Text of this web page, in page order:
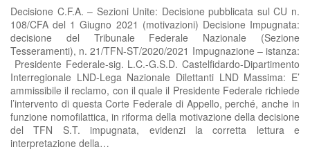
Decisione C.F.A. – Sezioni Unite: Decisione pubblicata sul CU n.
108/CFA del 1 Giugno 2021 (motivazioni) Decisione Impugnata:
decisione del Tribunale Federale Nazionale (Sezione
Tesseramenti), n. 21/TFN-ST/2020/2021 Impugnazione – istanza:
Presidente Federale-sig. L.C.-G.S.D. Castelfidardo-Dipartimento
Interregionale LND-Lega Nazionale Dilettanti LND Massima: E’
ammissibile il reclamo, con il quale il Presidente Federale richiede
l’intervento di questa Corte Federale di Appello, perché, anche in
funzione nomofilattica, in riforma della motivazione della decisione
del TFN S.T. impugnata, evidenzi la corretta lettura e
interpretazione della…